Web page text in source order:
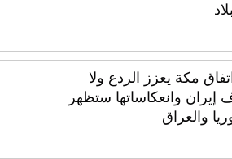
مكة يعزز الردع ولا
إيران وانعكاساتها ستظهر
والعراق